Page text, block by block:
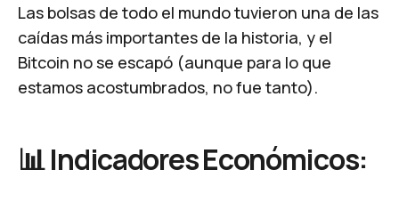
Las bolsas de todo el mundo tuvieron una de las
caídas más importantes de la historia, y el
Bitcoin no se escapó (aunque para lo que
estamos acostumbrados, no fue tanto).
📊 Indicadores Económicos: